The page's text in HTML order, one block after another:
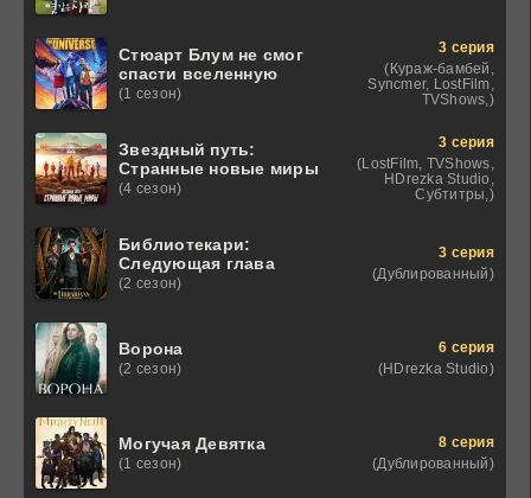
Стюарт Блум не смог
спасти вселенную
(1 сезон)
3 серия
(Кураж-бамбей,
Syncmer, LostFilm,
TVShows,)
Звездный путь:
Странные новые миры
(4 сезон)
3 серия
(LostFilm, TVShows,
HDrezka Studio,
Субтитры,)
Библиотекари:
Следующая глава
(2 сезон)
3 серия
(Дублированный)
Ворона
(2 сезон)
6 серия
(HDrezka Studio)
Могучая Девятка
(1 сезон)
8 серия
(Дублированный)